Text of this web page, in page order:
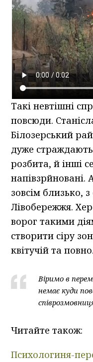
Такі невтішні
повсюди.
Білозерський
дуже страждають
розбита, й інші
зовсім близько,
Лівобережжя.
ворог такими
створити сіру
квітучій та
Віримо в
немає куди
Читайте також:
Психологиня-